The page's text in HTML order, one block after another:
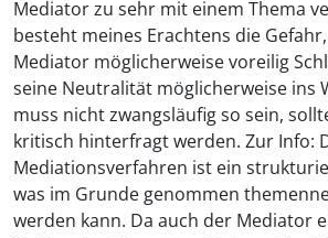
Mediator zu sehr mit einem Thema
besteht meines Erachtens die
Mediator möglicherweise voreilig
seine Neutralität möglicherweise ins
muss nicht zwangsläufig so sein,
kritisch hinterfragt werden. Zur Info:
Mediationsverfahren ist ein
was im Grunde genommen
werden kann. Da auch der Mediator